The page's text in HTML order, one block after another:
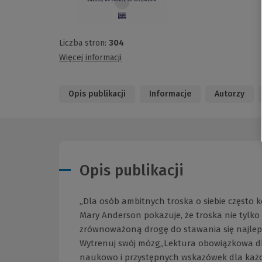
Liczba stron: 304
Więcej informacji
Opis publikacji Informacje Autorzy
Opis publikacji
„Dla osób ambitnych troska o siebie często
Mary Anderson pokazuje, że troska nie
zrównoważoną drogę do stawania się
Wytrenuj swój mózg„Lektura obowiązkowa
naukowo i przystępnych wskazówek dla